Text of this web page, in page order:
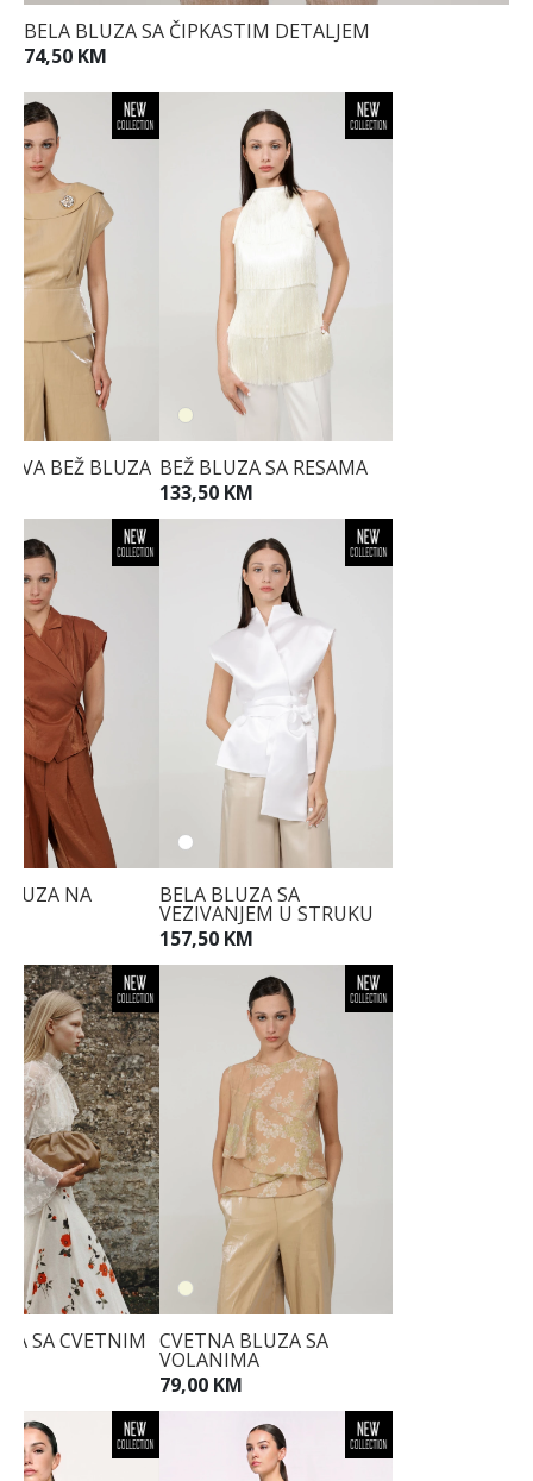
BELA BLUZA SA ČIPKASTIM DETALJEM
74,50 KM
BEŽ BLUZA BEŽ BLUZA SA RESAMA
133,50 KM
NA BELA BLUZA SA
VEZIVANJEM U STRUKU
157,50 KM
SA CVETNIM CVETNA BLUZA SA
VOLANIMA
79,00 KM